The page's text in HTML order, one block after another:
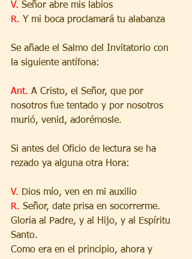
V. Señor abre mis labios
R. Y mi boca proclamará tu alabanza
Se añade el Salmo del Invitatorio con
la siguiente antífona:
Ant. A Cristo, el Señor, que por
nosotros fue tentado y por nosotros
murió, venid, adorémosle.
Si antes del Oficio de lectura se ha
rezado ya alguna otra Hora:
V. Dios mío, ven en mi auxilio
R. Señor, date prisa en socorrerme.
Gloria al Padre, y al Hijo, y al Espíritu
Santo.
Como era en el principio, ahora y